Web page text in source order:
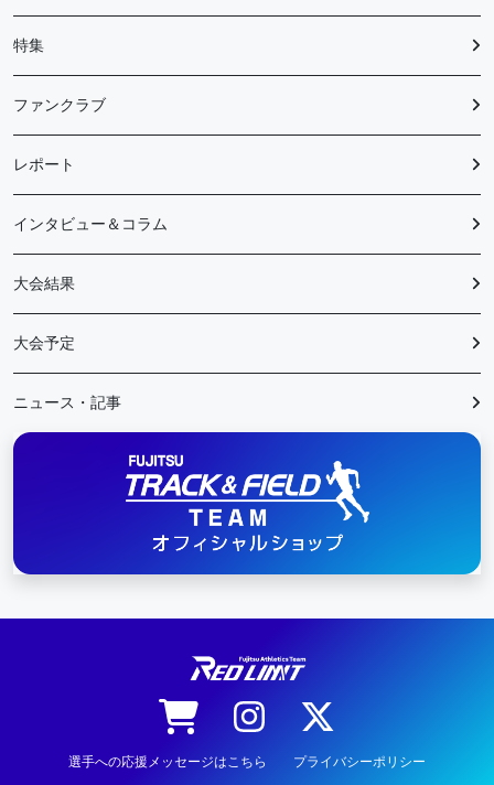
特集
ファンクラブ
レポート
インタビュー＆コラム
大会結果
大会予定
ニュース・記事
選手への応援メッセージはこちら プライバシーポリシー